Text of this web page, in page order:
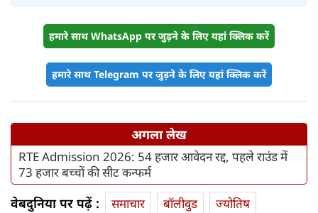
हमारे साथ WhatsApp पर जुड़ने के लिए यहां क्लिक करें
हमारे साथ Telegram पर जुड़ने के लिए यहां क्लिक करें
अगला लेख
RTE Admission 2026: 54 हजार आवेदन रद्द, पहले राउंड में
73 हजार बच्चों की सीट कन्फर्म
वेबदुनिया पर पढ़ें : समाचार बॉलीवुड
ज्योतिष